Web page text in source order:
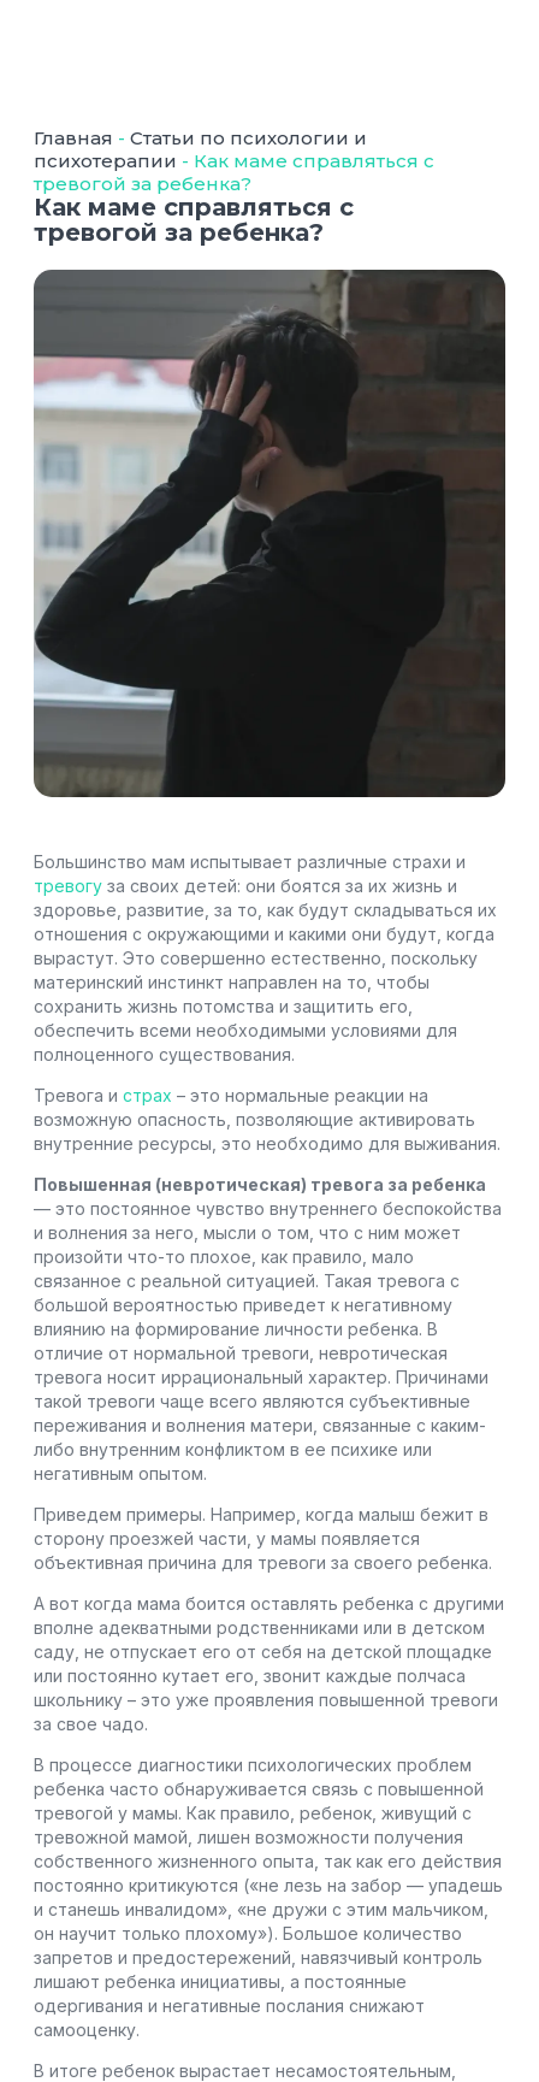
Главная - Статьи по психологии и
психотерапии - Как маме справляться с
тревогой за ребенка?
Как маме справляться с
тревогой за ребенка?
Большинство мам испытывает различные страхи и
тревогу за своих детей: они боятся за их жизнь и
здоровье, развитие, за то, как будут складываться их
отношения с окружающими и какими они будут, когда
вырастут. Это совершенно естественно, поскольку
материнский инстинкт направлен на то, чтобы
сохранить жизнь потомства и защитить его,
обеспечить всеми необходимыми условиями для
полноценного существования.
Тревога и страх – это нормальные реакции на
возможную опасность, позволяющие активировать
внутренние ресурсы, это необходимо для выживания.
Повышенная (невротическая) тревога за ребенка
— это постоянное чувство внутреннего беспокойства
и волнения за него, мысли о том, что с ним может
произойти что-то плохое, как правило, мало
связанное с реальной ситуацией. Такая тревога с
большой вероятностью приведет к негативному
влиянию на формирование личности ребенка. В
отличие от нормальной тревоги, невротическая
тревога носит иррациональный характер. Причинами
такой тревоги чаще всего являются субъективные
переживания и волнения матери, связанные с каким-
либо внутренним конфликтом в ее психике или
негативным опытом.
Приведем примеры. Например, когда малыш бежит в
сторону проезжей части, у мамы появляется
объективная причина для тревоги за своего ребенка.
А вот когда мама боится оставлять ребенка с другими
вполне адекватными родственниками или в детском
саду, не отпускает его от себя на детской площадке
или постоянно кутает его, звонит каждые полчаса
школьнику – это уже проявления повышенной тревоги
за свое чадо.
В процессе диагностики психологических проблем
ребенка часто обнаруживается связь с повышенной
тревогой у мамы. Как правило, ребенок, живущий с
тревожной мамой, лишен возможности получения
собственного жизненного опыта, так как его действия
постоянно критикуются («не лезь на забор — упадешь
и станешь инвалидом», «не дружи с этим мальчиком,
он научит только плохому»). Большое количество
запретов и предостережений, навязчивый контроль
лишают ребенка инициативы, а постоянные
одергивания и негативные послания снижают
самооценку.
В итоге ребенок вырастает несамостоятельным,